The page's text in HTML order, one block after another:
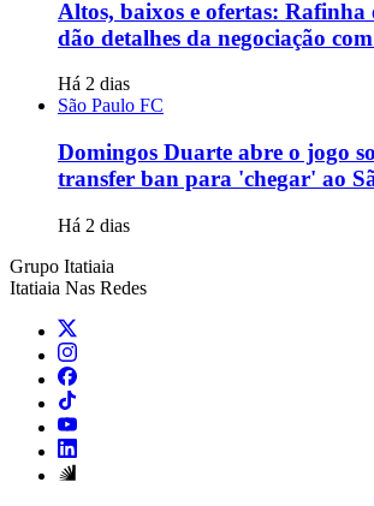
Altos, baixos e ofertas: Rafinha
dão detalhes da negociação
Há 2 dias
São Paulo FC
Domingos Duarte abre o jogo
transfer ban para 'chegar' ao
Há 2 dias
Grupo Itatiaia
Itatiaia Nas Redes